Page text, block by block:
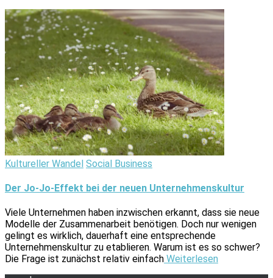
Kultureller Wandel Social Business
Der Jo-Jo-Effekt bei der neuen Unternehmenskultur
Viele Unternehmen haben inzwischen erkannt, dass sie neue
Modelle der Zusammenarbeit benötigen. Doch nur wenigen
gelingt es wirklich, dauerhaft eine entsprechende
Unternehmenskultur zu etablieren. Warum ist es so schwer?
Die Frage ist zunächst relativ einfach Weiterlesen